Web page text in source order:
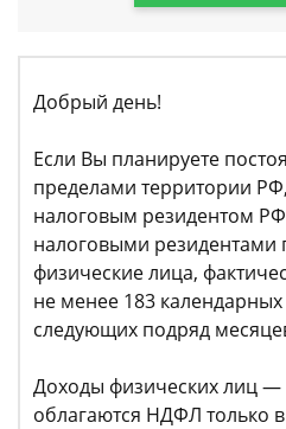
Добрый день!
Если Вы планируете
пределами территории
налоговым резидентом
налоговыми резидентами
физические лица,
не менее 183
следующих подряд
Доходы физических лиц —
облагаются НДФЛ только